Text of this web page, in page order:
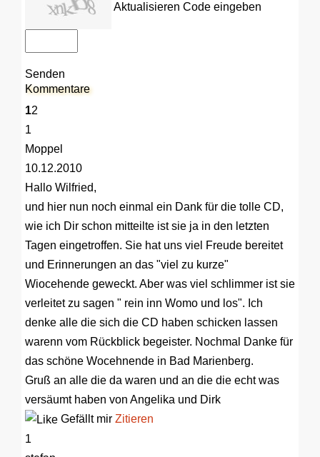
Aktualisieren Code eingeben
Senden
Kommentare
12
1
Moppel
10.12.2010
Hallo Wilfried,
und hier nun noch einmal ein Dank für die tolle CD,
wie ich Dir schon mitteilte ist sie ja in den letzten
Tagen eingetroffen. Sie hat uns viel Freude bereitet
und Erinnerungen an das "viel zu kurze"
Wiocehende geweckt. Aber was viel schlimmer ist sie
verleitet zu sagen " rein inn Womo und los". Ich
denke alle die sich die CD haben schicken lassen
warenn vom Rückblick begeister. Nochmal Danke für
das schöne Wocehnende in Bad Marienberg.
Gruß an alle die da waren und an die die echt was
versäumt haben von Angelika und Dirk
Gefällt mir Zitieren
1